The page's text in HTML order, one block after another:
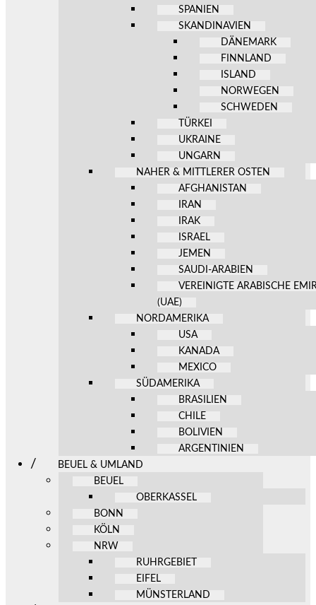
SPANIEN
SKANDINAVIEN
DÄNEMARK
FINNLAND
ISLAND
NORWEGEN
SCHWEDEN
TÜRKEI
UKRAINE
UNGARN
NAHER & MITTLERER OSTEN
AFGHANISTAN
IRAN
IRAK
ISRAEL
JEMEN
SAUDI-ARABIEN
VEREINIGTE ARABISCHE
(UAE)
NORDAMERIKA
USA
KANADA
MEXICO
SÜDAMERIKA
BRASILIEN
CHILE
BOLIVIEN
ARGENTINIEN
BEUEL & UMLAND
BEUEL
OBERKASSEL
BONN
KÖLN
NRW
RUHRGEBIET
EIFEL
MÜNSTERLAND